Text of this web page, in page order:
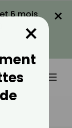
6 mois
×
×